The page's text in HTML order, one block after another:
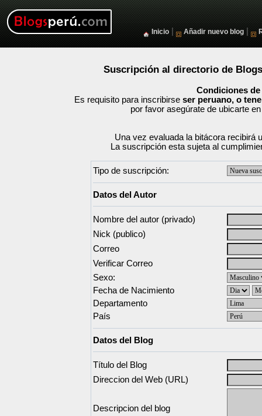
Inicio Añadir nuevo blog
Suscripción al directorio de
Condiciones de
Es requisito para inscribirse ser peruano, o
por favor asegúrate de ubicarte
Una vez evaluada la bitácora recibirá
La suscripción esta sujeta al
Tipo de suscripción:
Datos del Autor
Nombre del autor (privado)
Nick (publico)
Correo
Verificar Correo
Sexo:
Fecha de Nacimiento
Departamento
País
Datos del Blog
Título del Blog
Direccion del Web (URL)
Descripcion del blog